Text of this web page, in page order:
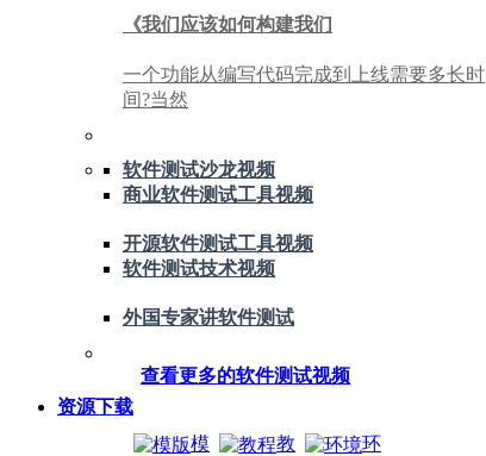
《我们应该如何构建我们
一个功能从编写代码完成到上线需要多长时
间?当然
软件测试沙龙视频
商业软件测试工具视频
开源软件测试工具视频
软件测试技术视频
外国专家讲软件测试
查看更多的软件测试视频
资源下载
模
教
环